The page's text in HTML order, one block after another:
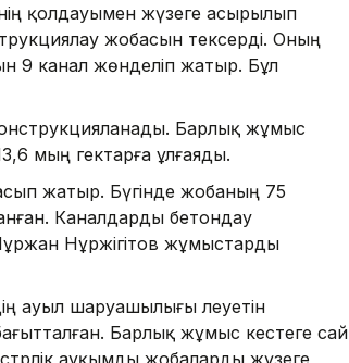
қолдауымен жүзеге асырылып
жобасын тексерді. Оның
9 канал жөнделіп жатыр. Бұл
Барлық жұмыс
мың гектарға ұлғаяды.
жатыр. Бүгінде жобаның 75
Каналдарды бетондау
Нұржігітов жұмыстарды
ауыл шаруашылығы әлеуетін
Барлық жұмыс кестеге сай
ауқымды жобаларды жүзеге